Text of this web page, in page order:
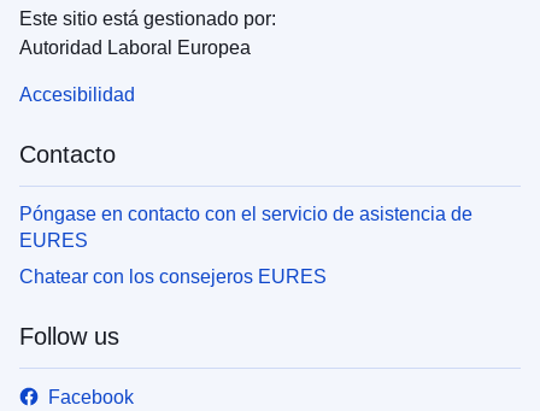
Este sitio está gestionado por:
Autoridad Laboral Europea
Accesibilidad
Contacto
Póngase en contacto con el servicio de asistencia de
EURES
Chatear con los consejeros EURES
Follow us
Facebook